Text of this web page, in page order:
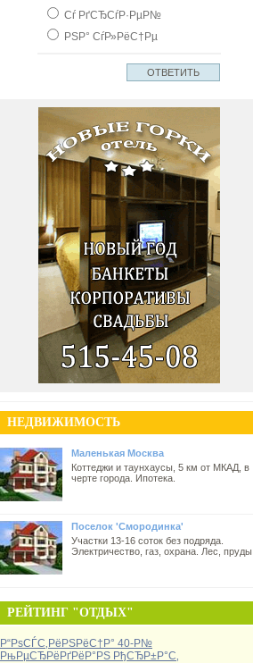
Сѓ РґСЂСѓР·РµР№
РЅР° СѓР»РёС†Рµ
НЕДВИЖИМОСТЬ
Маленькая Москва
Коттеджи и таунхаусы, 5 км от МКАД, в
черте города. Ипотека.
Поселок 'Смородинка'
Участки 13-16 соток без подряда.
Электричество, газ, охрана. Лес, пруды.
РЕЙТИНГ "ОТДЫХ"
Р“РѕСЃС‚РёРЅРёС†Р° 40-Р№
РњРµСЂРёРґРёР°РЅ РђСЂР±Р°С‚